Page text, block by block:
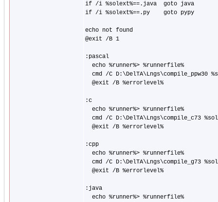
if /i %solext%==.java  goto java
if /i %solext%==.py    goto pypy
echo not found
@exit /B 1
:pascal
  echo %runner%> %runnerfile%
cmd /C D:\DelTA\Lngs\compile_ppw30
  @exit /B %errorlevel%
:c
  echo %runner%> %runnerfile%
cmd /C D:\DelTA\Lngs\compile_c73
  @exit /B %errorlevel%
:cpp
  echo %runner%> %runnerfile%
cmd /C D:\DelTA\Lngs\compile_g73
  @exit /B %errorlevel%
:java
  echo %runner%> %runnerfile%